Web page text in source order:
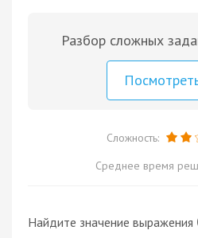
Разбор сложных
Сложность:
Среднее время
Найдите значение выражения